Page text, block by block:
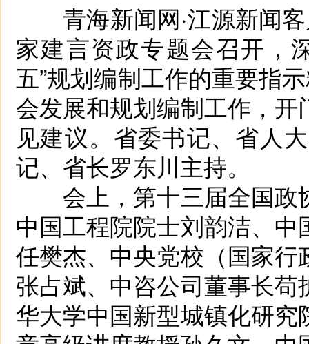
青海新闻网·江源新闻客
家建言资政专题会召开，
五”规划编制工作的重要指
会发展和规划编制工作，
见建议。省委书记、省人
记、省长罗东川主持。
会上，第十三届全国政
中国工程院院士刘韵洁、
任樊杰、中央党校（国家
张占斌、中咨公司董事长
华大学中国新型城镇化研